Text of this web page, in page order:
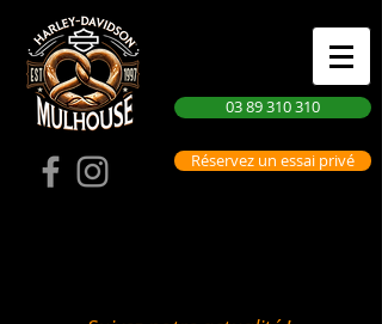
03 89 310 310
Réservez un essai privé